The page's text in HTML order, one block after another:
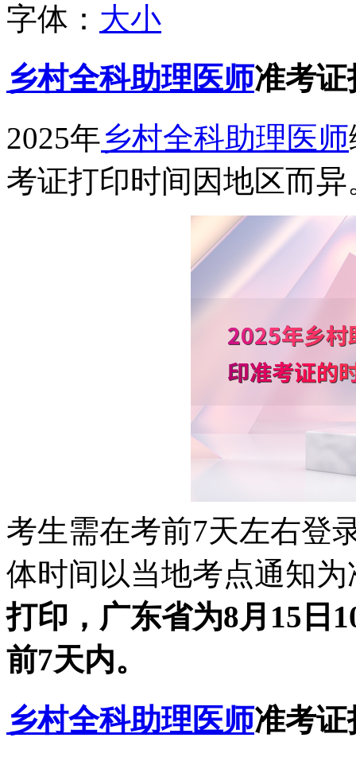
字体： 大小
乡村全科助理医师准考
2025年乡村全科助理医师
考证打印时间因地区而异
考生需在考前7天左右登
体时间以当地考点通知为
打印，广东省为8月15日
前7天内。
乡村全科助理医师准考